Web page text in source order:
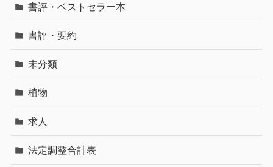
書評・ベストセラー本
書評・要約
未分類
植物
求人
法定調整合計表